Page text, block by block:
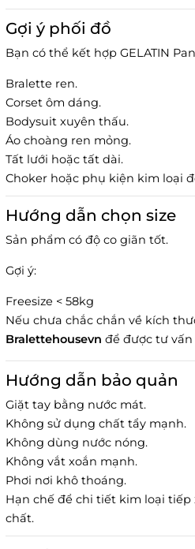
Gợi ý phối đồ
Bạn có thể kết hợp GELATIN
Bralette ren.
Corset ôm dáng.
Bodysuit xuyên thấu.
Áo choàng ren mỏng.
Tất lưới hoặc tất dài.
Choker hoặc phụ kiện kim loại
Hướng dẫn chọn size
Sản phẩm có độ co giãn tốt.
Gợi ý:
Freesize < 58kg
Nếu chưa chắc chắn về kích
Bralettehousevn để được tư
Hướng dẫn bảo quản
Giặt tay bằng nước mát.
Không sử dụng chất tẩy mạnh.
Không dùng nước nóng.
Không vắt xoắn mạnh.
Phơi nơi khô thoáng.
Hạn chế để chi tiết kim loại tiếp
chất.